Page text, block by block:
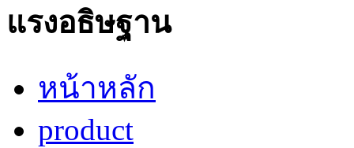
แรงอธิษฐาน
หน้าหลัก
product